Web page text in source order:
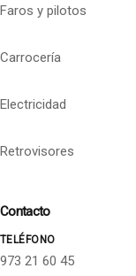
Faros y pilotos
Carrocería
Electricidad
Retrovisores
Contacto
TELÉFONO
973 21 60 45